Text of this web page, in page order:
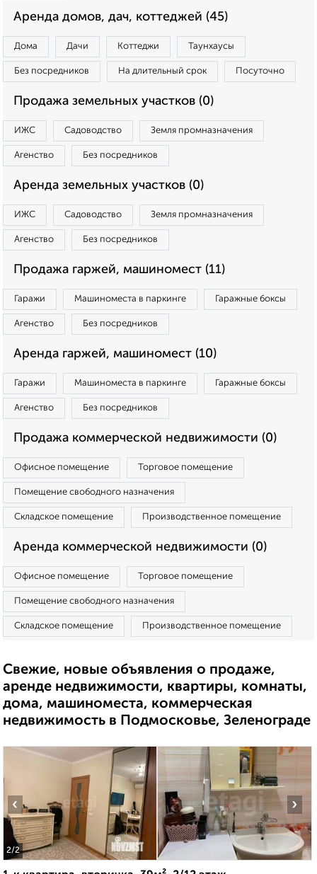
Аренда домов, дач, коттеджей (45)
Дома Дачи Коттеджи Таунхаусы
Без посредников На длительный срок Посуточно
Продажа земельных участков (0)
ИЖС Садоводство Земля промназначения
Агенство Без посредников
Аренда земельных участков (0)
ИЖС Садоводство Земля промназначения
Агенство Без посредников
Продажа гаржей, машиномест (11)
Гаражи Машиноместа в паркинге Гаражные боксы
Агенство Без посредников
Аренда гаржей, машиномест (10)
Гаражи Машиноместа в паркинге Гаражные боксы
Агенство Без посредников
Продажа коммерческой недвижимости (0)
Офисное помещение Торговое помещение
Помещение свободного назначения
Складское помещение Производственное помещение
Аренда коммерческой недвижимости (0)
Офисное помещение Торговое помещение
Помещение свободного назначения
Складское помещение Производственное помещение
Свежие, новые объявления о продаже,
аренде недвижимости, квартиры, комнаты,
дома, машиноместа, коммерческая
недвижимость в Подмосковье, Зеленограде
2/2
‹ ›